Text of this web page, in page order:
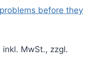
before they
inkl. MwSt., zzgl.